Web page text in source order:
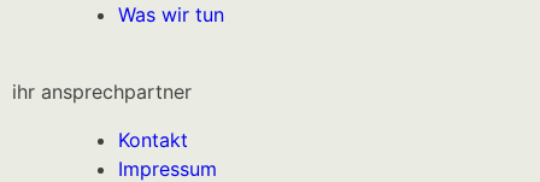
Was wir tun
ihr ansprechpartner
Kontakt
Impressum